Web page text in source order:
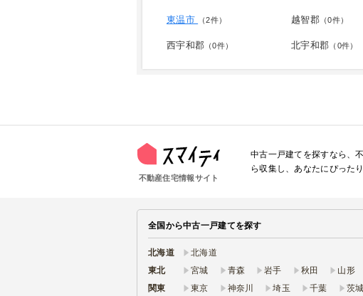
東温市 （2件） 越智郡 （0件）
西宇和郡 （0件） 北宇和郡 （0件）
不動産住宅情報サイト
中古一戸建てを探すなら、
ら収集し、あなたにぴった
全国から中古一戸建てを探す
北海道
北海道
東北
宮城 青森 岩手 秋田 山形
関東
東京 神奈川 埼玉 千葉 茨城